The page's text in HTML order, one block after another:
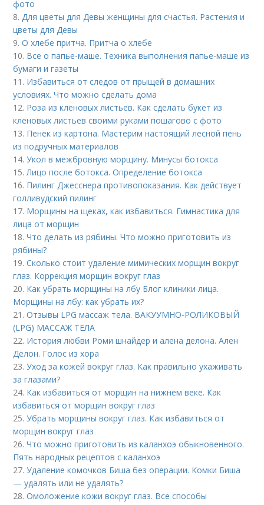
фото
8.Для цветы для Девы женщины для счастья. Растения и
цветы для Девы
9.О хлебе притча. Притча о хлебе
10. Все о папье-маше. Техника выполнения папье-маше из
бумаги и газеты
11. Избавиться от следов от прыщей в домашних
условиях. Что можно сделать дома
12. Роза из кленовых листьев. Как сделать букет из
кленовых листьев своими руками пошагово с фото
13. Пенек из картона. Мастерим настоящий лесной пень
из подручных материалов
14.Укол в межбровную морщину. Минусы ботокса
15.Лицо после ботокса. Определение ботокса
16. Пилинг Джесснера противопоказания. Как действует
голливудский пилинг
17. Морщины на щеках, как избавиться. Гимнастика для
лица от морщин
18.Что делать из рябины. Что можно приготовить из
рябины?
19.Сколько стоит удаление мимических морщин вокруг
глаз. Коррекция морщин вокруг глаз
20. Как убрать морщины на лбу Блог клиники лица.
Морщины на лбу: как убрать их?
21.Отзывы LPG массаж тела. ВАКУУМНО-РОЛИКОВЫЙ
(LPG) МАССАЖ ТЕЛА
22. История любви Роми шнайдер и алена делона. Ален
Делон. Голос из хора
23.Уход за кожей вокруг глаз. Как правильно ухаживать
за глазами?
24. Как избавиться от морщин на нижнем веке. Как
избавиться от морщин вокруг глаз
25.Убрать морщины вокруг глаз. Как избавиться от
морщин вокруг глаз
26.Что можно приготовить из каланхоэ обыкновенного.
Пять народных рецептов с каланхоэ
27.Удаление комочков Биша без операции. Комки Биша
— удалять или не удалять?
28.Омоложение кожи вокруг глаз. Все способы